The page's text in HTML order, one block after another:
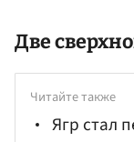
Две
Читайте также
Ягр стал